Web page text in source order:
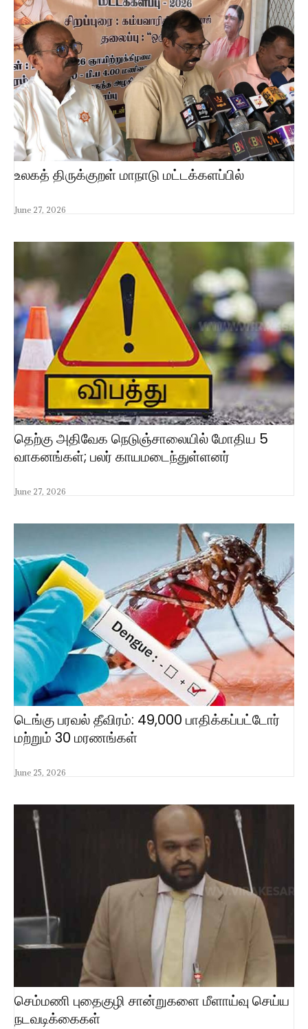
உலகத் திருக்குறள் மாநாடு மட்டக்களப்பில்
June 27, 2026
தெற்கு அதிவேக நெடுஞ்சாலையில் மோதிய 5
வாகனங்கள்; பலர் காயமடைந்துள்ளனர்
June 27, 2026
டெங்கு பரவல் தீவிரம்: 49,000 பாதிக்கப்பட்டோர்
மற்றும் 30 மரணங்கள்
June 25, 2026
செம்மணி புதைகுழி சான்றுகளை மீளாய்வு செய்ய
நடவடிக்கைகள்